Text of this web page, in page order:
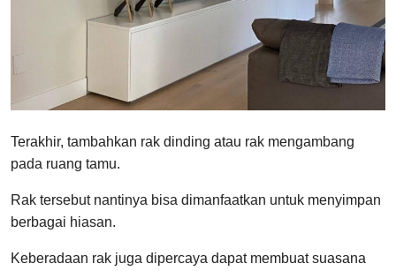
Terakhir, tambahkan rak dinding atau rak mengambang
pada ruang tamu.
Rak tersebut nantinya bisa dimanfaatkan untuk menyimpan
berbagai hiasan.
Keberadaan rak juga dipercaya dapat membuat suasana